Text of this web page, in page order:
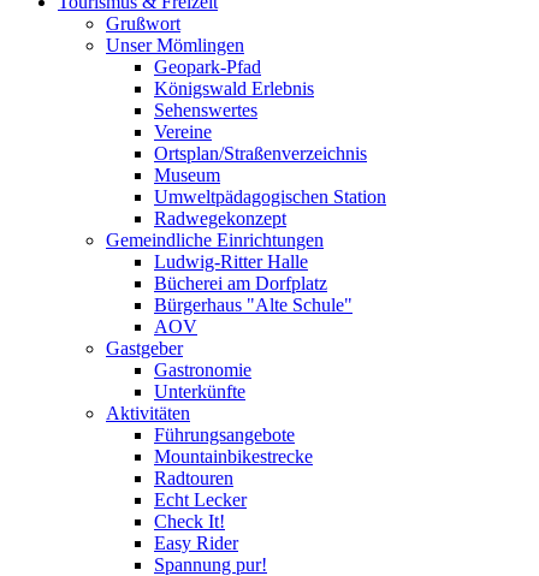
Grußwort
Unser Mömlingen
Geopark-Pfad
Königswald Erlebnis
Sehenswertes
Vereine
Ortsplan/Straßenverzeichnis
Museum
Umweltpädagogischen Station
Radwegekonzept
Gemeindliche Einrichtungen
Ludwig-Ritter Halle
Bücherei am Dorfplatz
Bürgerhaus "Alte Schule"
AOV
Gastgeber
Gastronomie
Unterkünfte
Aktivitäten
Führungsangebote
Mountainbikestrecke
Radtouren
Echt Lecker
Check It!
Easy Rider
Spannung pur!